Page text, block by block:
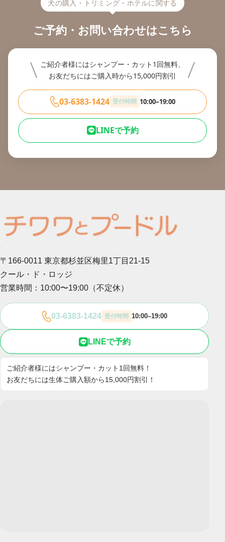
犬の購入・トリミング・ホテルに関する
ご予約・お問い合わせはこちら
ご紹介者様にはシャンプー・カット1回無料、
お友だちにはご購入時から15,000円割引
03-6383-1424 受付時間 10:00–19:00
LINEで予約
〒166-0011 東京都杉並区梅里1丁目21-15
クール・ド・ロッジ
営業時間：10:00〜19:00（不定休）
03-6383-1424 受付時間 10:00–19:00
LINEで予約
ご紹介者様にはシャンプー・カット1回無料！
お友だちには生体ご購入額から15,000円割引！